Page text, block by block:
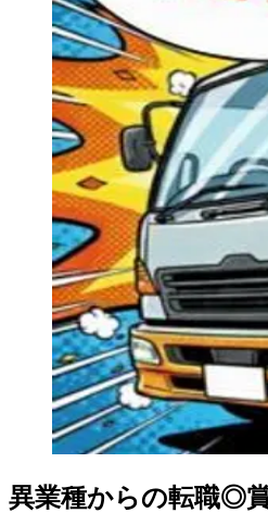
異業種からの転職◎